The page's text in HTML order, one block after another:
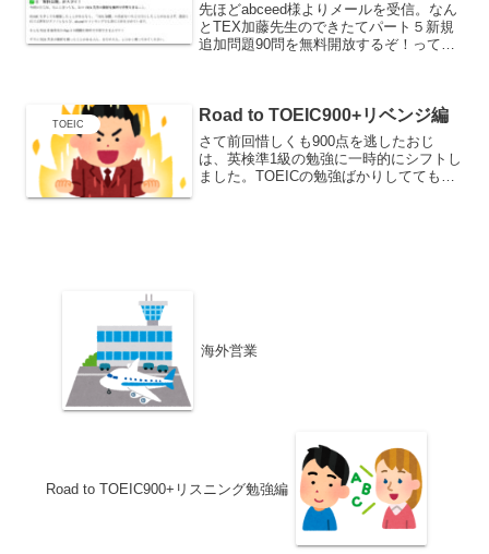
先ほどabceed様よりメールを受信。なん
とTEX加藤先生のできたてパート５新規
追加問題90問を無料開放するぞ！って内
トをま...
TOEIC Road to TOEIC900+リベンジ編
さて前回惜しくも900点を逃したおじ
は、英検準1級の勉強に一時的にシフトし
ました。TOEICの勉強ばかりしてても面
海外営業
Road to TOEIC900+リスニング勉強編